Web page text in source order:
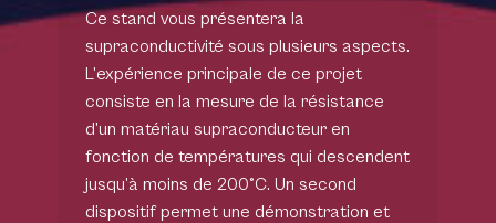
Ce stand vous présentera la
supraconductivité sous plusieurs aspects.
L’expérience principale de ce projet
consiste en la mesure de la résistance
d’un matériau supraconducteur en
fonction de températures qui descendent
jusqu’à moins de 200°C. Un second
dispositif permet une démonstration et